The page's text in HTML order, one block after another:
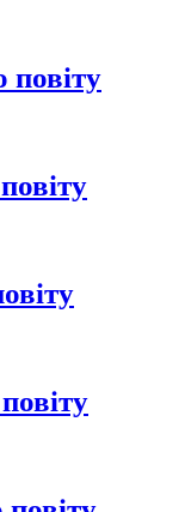
повіту